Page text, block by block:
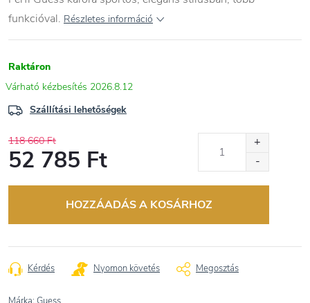
funkcióval. Részletes információ
Raktáron
2026.8.12
Szállítási lehetőségek
118 660 Ft
52 785 Ft
HOZZÁADÁS A KOSÁRHOZ
Kérdés Nyomon követés Megosztás